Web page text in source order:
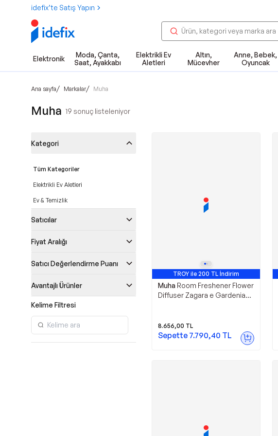
idefix’te Satış Yapın
Elektronik
Moda, Çanta,
Saat, Ayakkabı
Elektrikli Ev
Aletleri
Altın,
Mücevher
Anne, Bebek,
Oyuncak
Ana sayfa/ Markalar/ Muha
Muha 19 sonuç listeleniyor
Kategori
Tüm Kategoriler
Elektrikli Ev Aletleri
Ev & Temizlik
Satıcılar
Fiyat Aralığı
Satıcı Değerlendirme Puanı
Avantajlı Ürünler
Kelime Filtresi
TROY ile 200 TL İndirim
Muha Room Freshener Flower
Diffuser Zagara e Gardenia
8.656,00 TL
Sepette 7.790,40 TL